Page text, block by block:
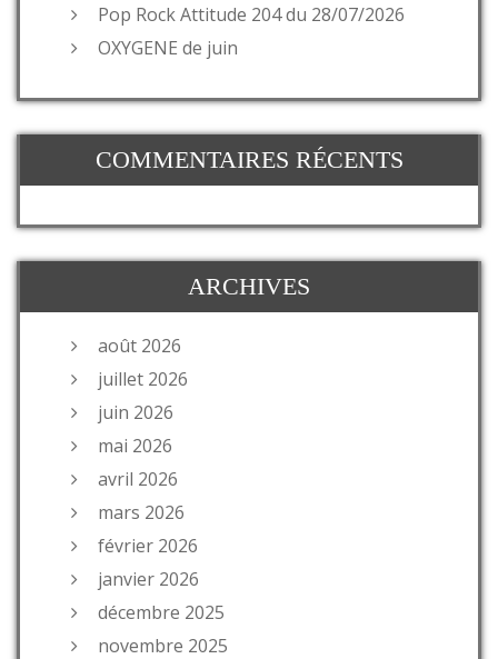
Pop Rock Attitude 204 du 28/07/2026
OXYGENE de juin
COMMENTAIRES RÉCENTS
ARCHIVES
août 2026
juillet 2026
juin 2026
mai 2026
avril 2026
mars 2026
février 2026
janvier 2026
décembre 2025
novembre 2025